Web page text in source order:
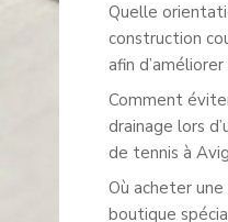
Quelle
construction
afin
Comment
drainage lors
de tennis à
Où acheter
boutique